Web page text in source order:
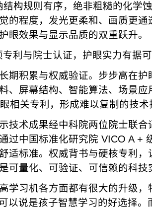
结构规则有序，绝非粗糙的化学
的程度，发光更柔和、画质更
眼效果与显示品质的双重跃升。
利与院士认证，护眼实力有据
期积累与权威验证。步步高在
、屏幕结构、智能算法、场景
相关专利，形成难以复制的技术
技术成果经中科院两位院士联
过中国标准化研究院 VICO A +
适标准。权威背书与硬核专利
可量化、可验证、可信赖的科技
学习机各方面都有很大的升级
以说是孩子智慧学习的好选择。